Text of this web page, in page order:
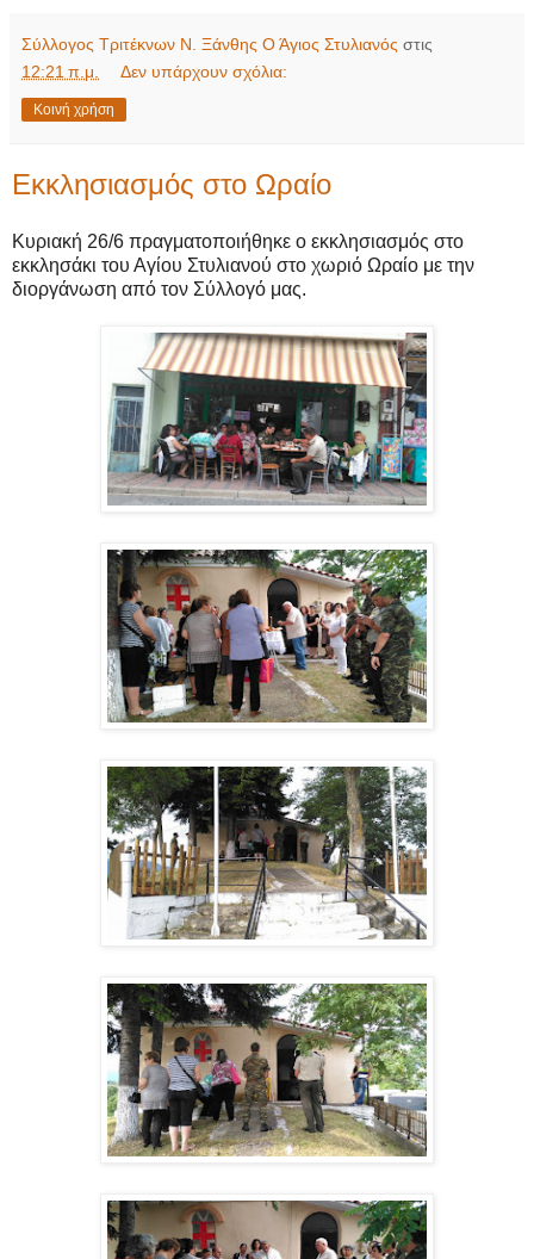
Σύλλογος Τριτέκνων Ν. Ξάνθης Ο Άγιος Στυλιανός στις
12:21 π.μ.
Δεν υπάρχουν σχόλια:
Κοινή χρήση
Εκκλησιασμός στο Ωραίο
Κυριακή 26/6 πραγματοποιήθηκε ο εκκλησιασμός στο
εκκλησάκι του Αγίου Στυλιανού στο χωριό Ωραίο με την
διοργάνωση από τον Σύλλογό μας.